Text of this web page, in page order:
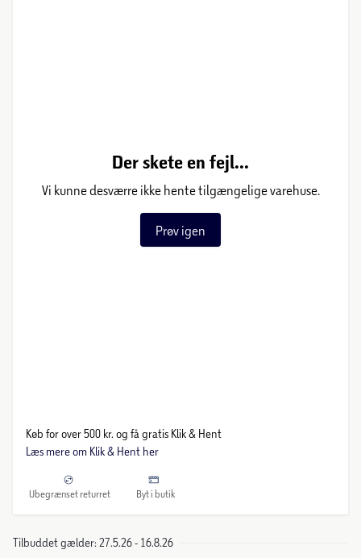
Der skete en fejl...
Vi kunne desværre ikke hente tilgængelige varehuse.
Prøv igen
Køb for over 500 kr. og få gratis Klik & Hent
Læs mere om Klik & Hent her
Ubegrænset returret Byt i butik
Tilbuddet gælder: 27.5.26 - 16.8.26